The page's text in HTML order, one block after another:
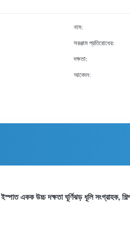
নাম:
সরঞ্জাম প্রতিরোধের:
দক্ষতা:
আবেদন:
ইস্পাত একক উচ্চ দক্ষতা ঘূর্ণিঝড় ধূলি সংগ্রাহক,